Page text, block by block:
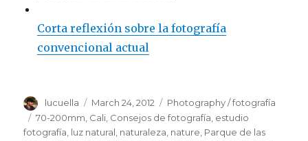
Corta reflexión sobre la fotografía
convencional actual
Author
lucuella
Posted
on
March 24, 2012 Categories
Photography / fotografía
Tags
70-200mm Cali Consejos de fotografía estudio
fotografía luz natural naturaleza nature Parque de las